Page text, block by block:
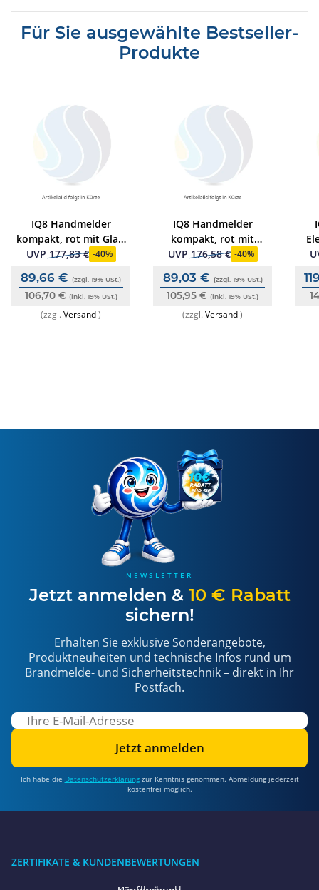
Für Sie ausgewählte Bestseller-
Produkte
IQ8 Handmelder
kompakt, rot mit Glas,
mit Trenner, ESSER
UVP 177,83 € -40%
89,66 € (zzgl. 19% USt.)
106,70 € (inkl. 19% USt.)
(zzgl.Versand)
IQ8 Handmelder
kompakt, rot mit
Kunststoffscheibe/Trenner,
UVP 176,58 € -40%
89,03 € (zzgl. 19% USt.)
105,95 € (inkl. 19% USt.)
(zzgl.Versand)
NEWSLETTER
Jetzt anmelden & 10 € Rabatt
sichern!
Erhalten Sie exklusive Sonderangebote,
Produktneuheiten und technische Infos rund um
Brandmelde- und Sicherheitstechnik – direkt in Ihr
Postfach.
Jetzt anmelden
Ich habe die Datenschutzerklärungzur Kenntnis genommen. Abmeldung jederzeit
kostenfrei möglich.
ZERTIFIKATE & KUNDENBEWERTUNGEN